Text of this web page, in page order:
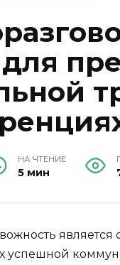
НА ЧТЕНИЕ
5 мин
успешной